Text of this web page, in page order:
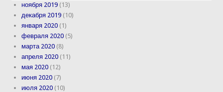
ноября 2019 (13)
декабря 2019 (10)
января 2020 (1)
февраля 2020 (5)
марта 2020 (8)
апреля 2020 (11)
мая 2020 (12)
июня 2020 (7)
июля 2020 (10)